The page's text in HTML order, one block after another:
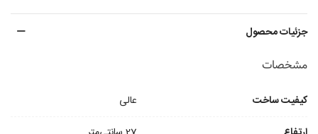
جزئیات محصول
مشخصات
کیفیت ساخت
عالی